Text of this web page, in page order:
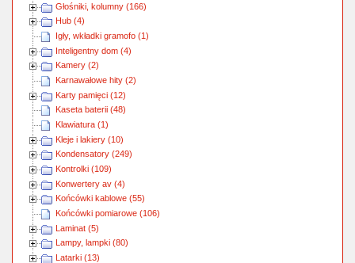
Głośniki, kolumny (166)
Hub (4)
Igły, wkładki gramofo (1)
Inteligentny dom (4)
Kamery (2)
Karnawałowe hity (2)
Karty pamięci (12)
Kaseta baterii (48)
Klawiatura (1)
Kleje i lakiery (10)
Kondensatory (249)
Kontrolki (109)
Konwertery av (4)
Końcówki kablowe (55)
Końcówki pomiarowe (106)
Laminat (5)
Lampy, lampki (80)
Latarki (13)